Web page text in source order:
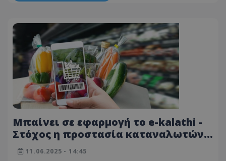
Μπαίνει σε εφαρμογή το e-kalathi -
Στόχος η προστασία καταναλωτών
λένε οι αρμόδιοι
11.06.2025 - 14:45